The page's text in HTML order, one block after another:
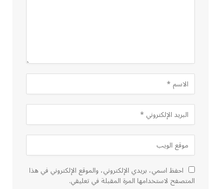
احفظ اسمي، بريدي الإلكتروني، والموقع الإلكتروني في هذا
المتصفح لاستخدامها المرة المقبلة في تعليقي.